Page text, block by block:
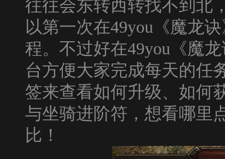
往往会东转西转找不到北
以第一次在49you 《魔龙
程。不过好在49you 《魔
台方便大家完成每天的任
签来查看如何升级、如何
与坐骑进阶符，想看哪里
比！